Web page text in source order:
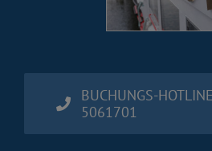
BUCHUNGS-
5061701